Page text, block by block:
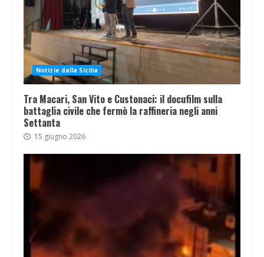
Notizie dalla Sicilia
Tra Macari, San Vito e Custonaci: il docufilm sulla
battaglia civile che fermò la raffineria negli anni
Settanta
15 giugno 2026